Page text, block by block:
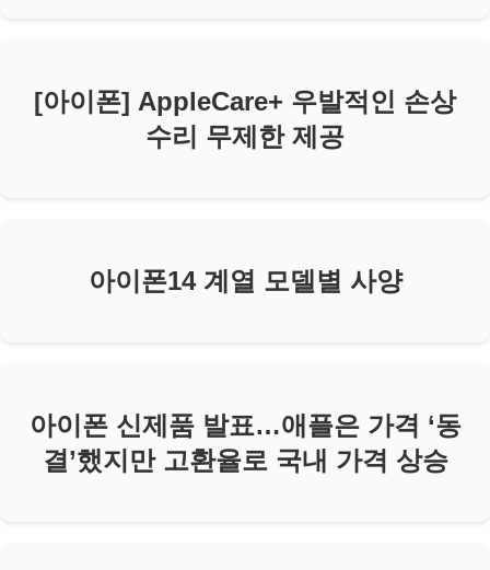
[아이폰] AppleCare+ 우발적인 손상
수리 무제한 제공
아이폰14 계열 모델별 사양
아이폰 신제품 발표…애플은 가격 ‘동
결’했지만 고환율로 국내 가격 상승